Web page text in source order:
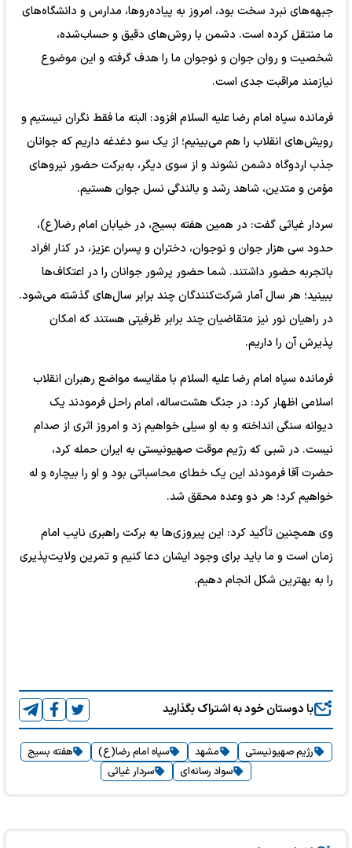
جبهه‌های نبرد سخت بود، امروز به پیاده‌روها، مدارس و دانشگاه‌های
ما منتقل کرده است. دشمن با روش‌های دقیق و حساب‌شده،
شخصیت و روان جوان و نوجوان ما را هدف گرفته و این موضوع
نیازمند مراقبت جدی است.
فرمانده سپاه امام رضا علیه السلام افزود: البته ما فقط نگران نیستیم و
رویش‌های انقلاب را هم می‌بینیم؛ از یک سو دغدغه داریم که جوانان
جذب اردوگاه دشمن نشوند و از سوی دیگر، به‌برکت حضور نیروهای
مؤمن و متدین، شاهد رشد و بالندگی نسل جوان هستیم.
سردار غیاثی گفت: در همین هفته بسیج، در خیابان امام رضا(ع)،
حدود سی هزار جوان و نوجوان، دختران و پسران عزیز، در کنار افراد
با‌تجربه حضور داشتند. شما حضور پرشور جوانان را در اعتکاف‌ها
ببینید؛ هر سال آمار شرکت‌کنندگان چند برابر سال‌های گذشته می‌شود.
در راهیان نور نیز متقاضیان چند برابر ظرفیتی هستند که امکان
پذیرش آن را داریم.
فرمانده سپاه امام رضا علیه السلام با مقایسه مواضع رهبران انقلاب
اسلامی اظهار کرد: در جنگ هشت‌ساله، امام راحل فرمودند یک
دیوانه سنگی انداخته و به او سیلی خواهیم زد و امروز اثری از صدام
نیست. در شبی که رژیم موقت صهیونیستی به ایران حمله کرد،
حضرت آقا فرمودند این یک خطای محاسباتی بود و او را بیچاره و له
خواهیم کرد؛ هر دو وعده محقق شد.
وی همچنین تأکید کرد: این پیروزی‌ها به برکت راهبری نایب امام
زمان است و ما باید برای وجود ایشان دعا کنیم و تمرین ولایت‌پذیری
را به بهترین شکل انجام دهیم.
با دوستان خود به اشتراک بگذارید
رژیم صهیونیستی مشهد سپاه امام رضا(ع)
هفته بسیج
سواد رسانه‌ای
سردار غیاثی